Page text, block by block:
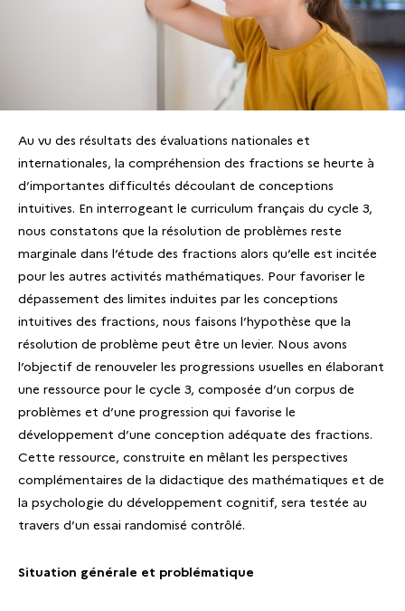
Au vu des résultats des évaluations nationales et
internationales, la compréhension des fractions se heurte à
d’importantes difficultés découlant de conceptions
intuitives. En interrogeant le curriculum français du cycle 3,
nous constatons que la résolution de problèmes reste
marginale dans l’étude des fractions alors qu’elle est incitée
pour les autres activités mathématiques. Pour favoriser le
dépassement des limites induites par les conceptions
intuitives des fractions, nous faisons l’hypothèse que la
résolution de problème peut être un levier. Nous avons
l’objectif de renouveler les progressions usuelles en élaborant
une ressource pour le cycle 3, composée d’un corpus de
problèmes et d’une progression qui favorise le
développement d’une conception adéquate des fractions.
Cette ressource, construite en mêlant les perspectives
complémentaires de la didactique des mathématiques et de
la psychologie du développement cognitif, sera testée au
travers d’un essai randomisé contrôlé.
Situation générale et problématique